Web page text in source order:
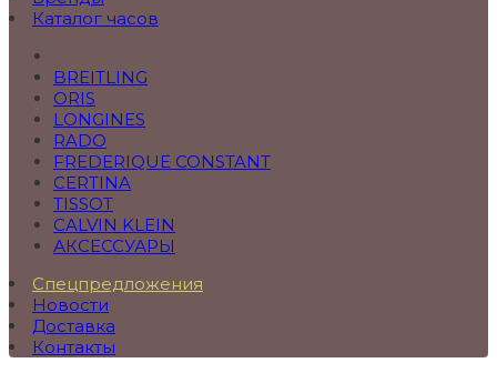
Каталог часов
BREITLING
ORIS
LONGINES
RADO
FREDERIQUE CONSTANT
CERTINA
TISSOT
CALVIN KLEIN
АКСЕССУАРЫ
Спецпредложения
Новости
Доставка
Контакты